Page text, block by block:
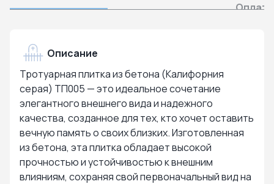
Оплата
Описание
Тротуарная плитка из бетона (Калифорния
серая) ТП005 — это идеальное сочетание
элегантного внешнего вида и надежного
качества, созданное для тех, кто хочет оставить
вечную память о своих близких. Изготовленная
из бетона, эта плитка обладает высокой
прочностью и устойчивостью к внешним
влияниям, сохраняя свой первоначальный вид на